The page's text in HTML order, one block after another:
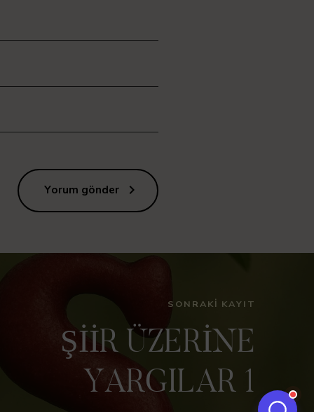
Yorum gönder
SONRAKI KAYIT
ŞİİR ÜZERİNE
YARGILAR 1